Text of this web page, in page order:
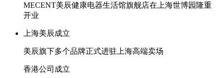
MECENT美辰健康电器生活馆旗舰店在上海世博园隆重
开业
上海美辰成立
美辰旗下多个品牌正式进驻上海高端卖场
香港公司成立